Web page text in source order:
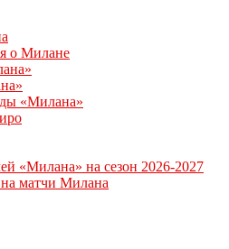
о Милане
«Милана»
«Милана» на сезон 2026-2027
матчи Милана